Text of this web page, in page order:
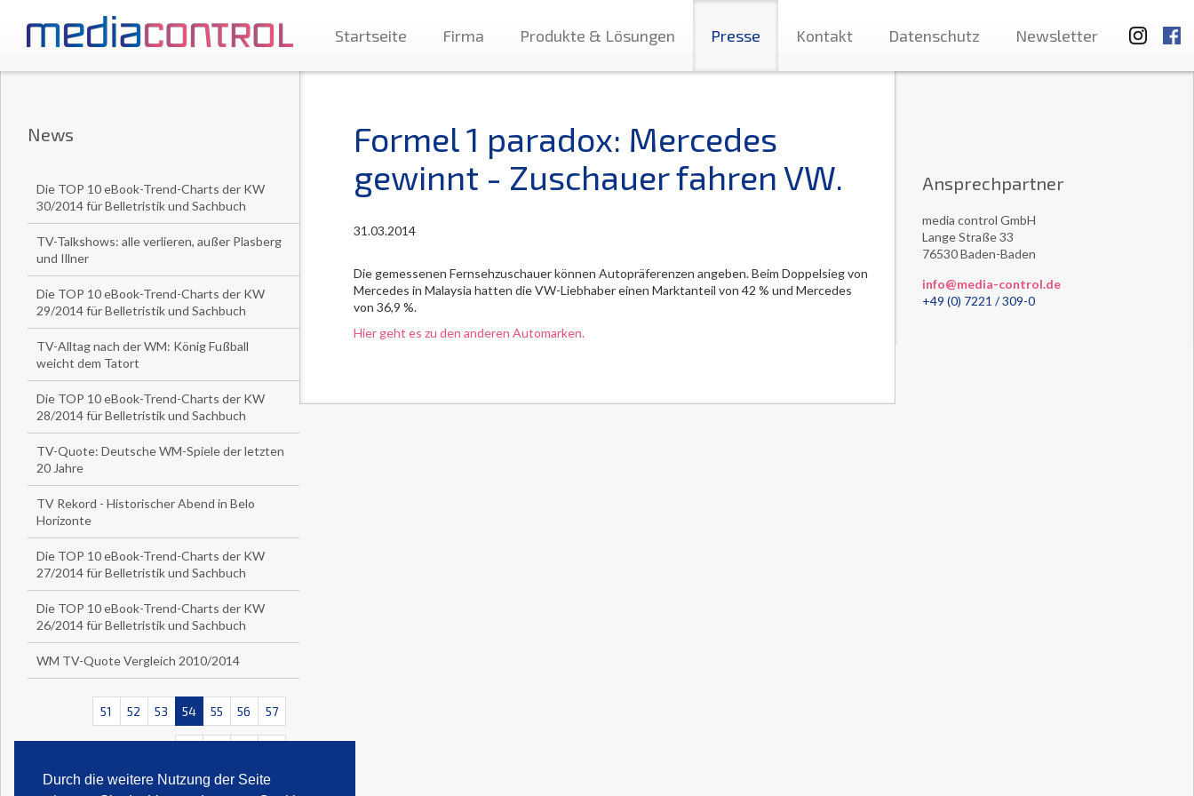
Durch die weitere Nutzung der Seite
Startseite Firma Produkte & Lösungen Presse Kontakt Datenschutz Newsletter
News
Die TOP 10 eBook-Trend-Charts der KW
30/2014 für Belletristik und Sachbuch
TV-Talkshows: alle verlieren, außer Plasberg
und Illner
Die TOP 10 eBook-Trend-Charts der KW
29/2014 für Belletristik und Sachbuch
TV-Alltag nach der WM: König Fußball
weicht dem Tatort
Die TOP 10 eBook-Trend-Charts der KW
28/2014 für Belletristik und Sachbuch
TV-Quote: Deutsche WM-Spiele der letzten
20 Jahre
TV Rekord - Historischer Abend in Belo
Horizonte
Die TOP 10 eBook-Trend-Charts der KW
27/2014 für Belletristik und Sachbuch
Die TOP 10 eBook-Trend-Charts der KW
26/2014 für Belletristik und Sachbuch
WM TV-Quote Vergleich 2010/2014
51 52 53 54 55 56 57
Formel 1 paradox: Mercedes
gewinnt - Zuschauer fahren VW.
31.03.2014
Die gemessenen Fernsehzuschauer können Autopräferenzen angeben. Beim Doppelsieg von
Mercedes in Malaysia hatten die VW-Liebhaber einen Marktanteil von 42 % und Mercedes
von 36,9 %.
Hier geht es zu den anderen Automarken.
Ansprechpartner
media control GmbH
Lange Straße 33
76530 Baden-Baden
info@media-control.de
+49 (0) 7221 / 309-0